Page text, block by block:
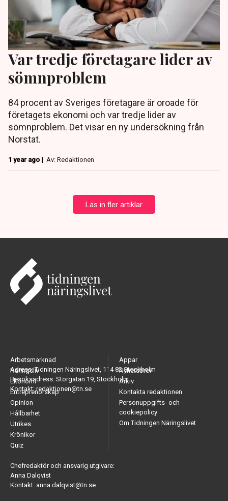
Var tredje företagare lider av
sömnproblem
84 procent av Sveriges företagare är oroade för
företagets ekonomi och var tredje lider av
sömnproblem. Det visar en ny undersökning från
Norstat.
1 year ago | Av: Redaktionen
Läs in fler artiklar
Adress: Tidningen Näringslivet, 114 82 Stockholm
Besöksadress: Storgatan 19, Stockholm
Kontakt: redaktionen@tn.se
Arbetsmarknad
Näringsliv
Ekonomi
Entreprenörskap
Opinion
Hållbarhet
Utrikes
Krönikor
Quiz
Appar
Nyhetsbrev
Arkiv
Kontakta redaktionen
Personuppgifts- och
cookiepolicy
Om Tidningen Näringslivet
Chefredaktör och ansvarig utgivare:
Anna Dalqvist
Kontakt: anna.dalqvist@tn.se